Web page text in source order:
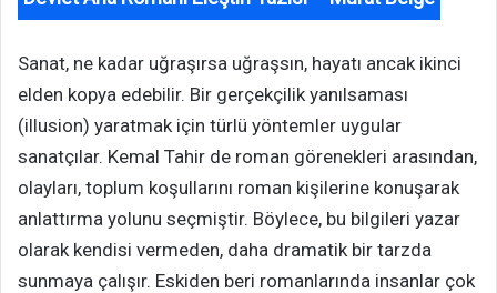
Sanat, ne kadar uğraşırsa uğraşsın, hayatı ancak ikinci
elden kopya edebilir. Bir gerçekçilik yanılsaması
(illusion) yaratmak için türlü yöntemler uygular
sanatçılar. Kemal Tahir de roman görenekleri arasından,
olayları, toplum koşullarını roman kişilerine konuşarak
anlattırma yolunu seçmiştir. Böylece, bu bilgileri yazar
olarak kendisi vermeden, daha dramatik bir tarzda
sunmaya çalışır. Eskiden beri romanlarında insanlar çok